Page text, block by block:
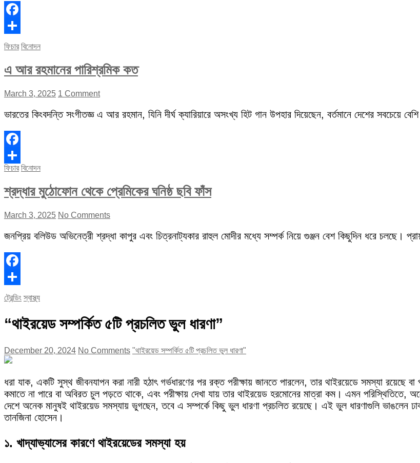
Facebook
Share
ফিচার বিনোদন
এ আর রহমানের পারিশ্রমিক কত
March 3, 2025 1 Comment
ভারতের কিংবদন্তি সংগীতজ্ঞ এ আর রহমান, যিনি দীর্ঘ ক্যারিয়ারে অসংখ্য হিট গান উপহার দিয়েছেন, বর্তমানে দেশের সবচেয়ে
Facebook
Share
ফিচার বিনোদন
শ্রদ্ধার মুঠোফোন থেকে প্রেমিকের ঘনিষ্ঠ ছবি ফাঁস
March 3, 2025 No Comments
জনপ্রিয় বলিউড অভিনেত্রী শ্রদ্ধা কাপুর এবং চিত্রনাট্যকার রাহুল মোদীর মধ্যে সম্পর্ক নিয়ে গুঞ্জন বেশ কিছুদিন ধরে চলছে।
Facebook
Share
ট্রেন্ডিং স্বাস্থ্য
“থাইরয়েড সম্পর্কিত ৫টি প্রচলিত ভুল ধারণা”
December 20, 2024 No Comments "থাইরয়েড সম্পর্কিত ৫টি প্রচলিত ভুল ধারণা"
ধরা যাক, একটি সুস্থ জীবনযাপন করা নারী হঠাৎ গর্ভধারণের পর রক্ত পরীক্ষায় জানতে পারলেন, তার থাইরয়েডে সমস্যা রয়েছে বা
কমাতে না পারে বা অবিরত চুল পড়তে থাকে, এবং পরীক্ষায় দেখা যায় তার থাইরয়েড হরমোনের মাত্রা কম। এমন পরিস্থিতিতে,
দেশে অনেক মানুষই থাইরয়েড সমস্যায় ভুগছেন, তবে এ সম্পর্কে কিছু ভুল ধারণা প্রচলিত রয়েছে। এই ভুল ধারণাগুলি ভাঙলেন
তানজিনা হোসেন।
১. খাদ্যাভ্যাসের কারণে থাইরয়েডের সমস্যা হয়